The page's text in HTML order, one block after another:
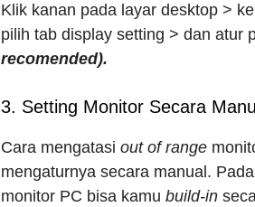
Klik kanan pada layar desktop >
pilih tab display setting > dan atur
recomended).
3. Setting Monitor Secara
Cara mengatasi out of range
mengaturnya secara manual.
monitor PC bisa kamu build-in